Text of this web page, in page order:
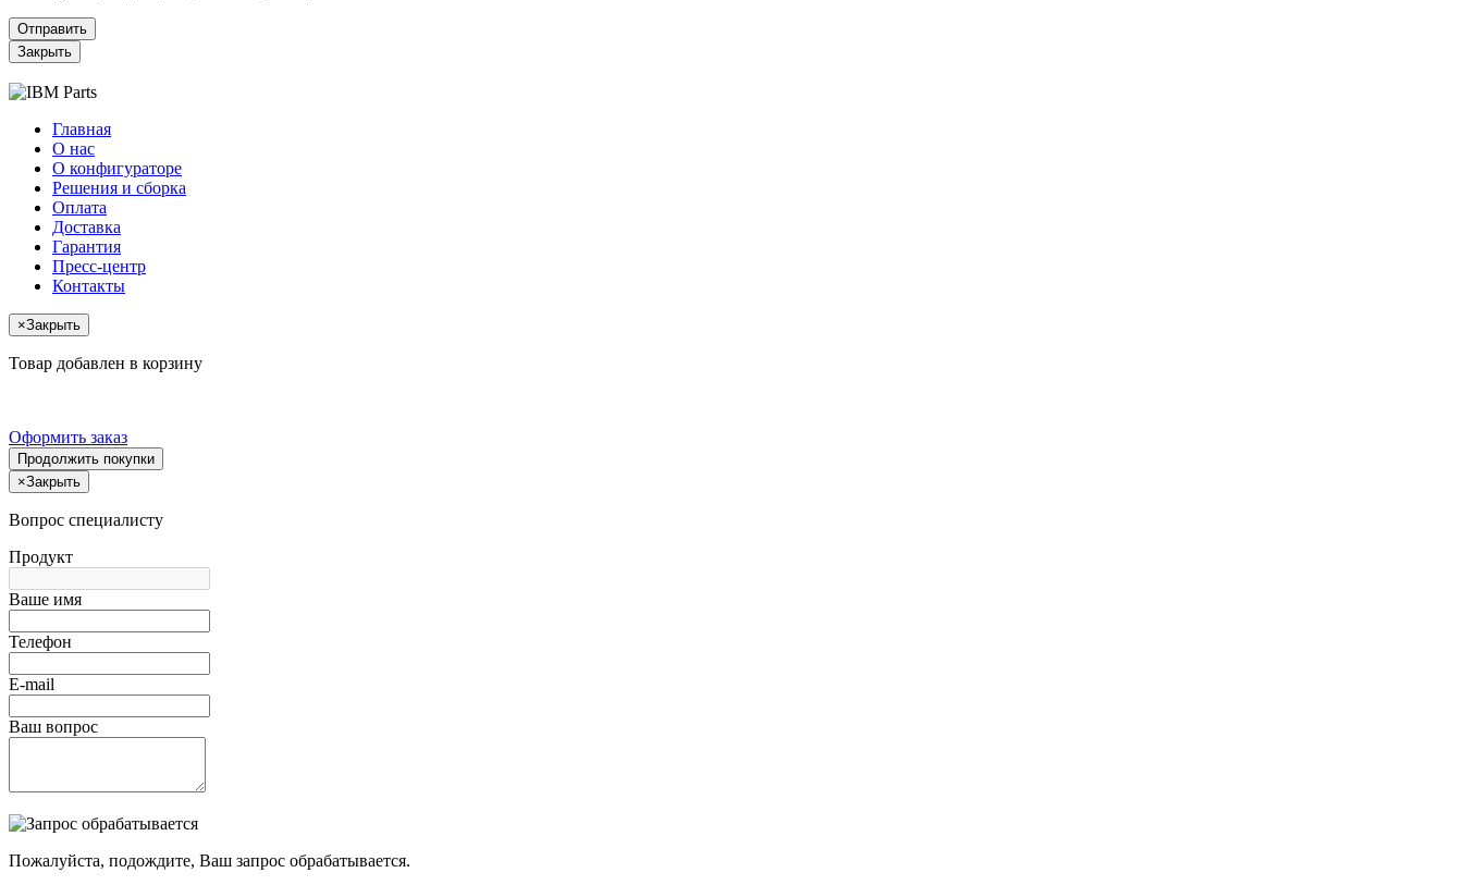
Отправить
Закрыть
Главная
О нас
О конфигураторе
Решения и сборка
Оплата
Доставка
Гарантия
Пресс-центр
Контакты
×Закрыть
Товар добавлен в корзину
Оформить заказ
Продолжить покупки
×Закрыть
Вопрос специалисту
Продукт
Ваше имя
Телефон
E-mail
Ваш вопрос
Пожалуйста, подождите, Ваш запрос обрабатывается.